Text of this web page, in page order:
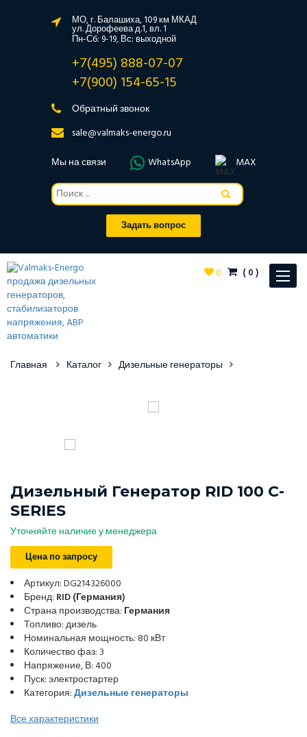
МО, г. Балашиха, 109 км МКАД
ул. Дорофеева д.1, вл. 1
Пн-Сб: 9-19, Вс: выходной
+7(495) 888-07-07
+7(900) 154-65-15
Обратный звонок
sale@valmaks-energo.ru
Мы на связи
WhatsApp MAX
Задать вопрос
Toggle
0 (0)
Главная Каталог Дизельные генераторы
Дизельный Генератор RID 100 С-
SERIES
Уточняйте наличие у менеджера
Цена по запросу
Артикул: DG214326000
Бренд: RID (Германия)
Страна производства: Германия
Топливо: дизель
Номинальная мощность: 80 кВт
Количество фаз: 3
Напряжение, В: 400
Пуск: электростартер
Категория:Дизельные генераторы
Все характеристики